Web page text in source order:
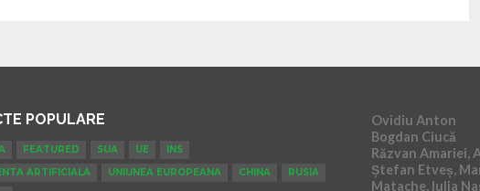
POPULARE
FEATURED SUA UE
INS
ARTIFICIALA
UNIUNEA EUROPEANA CHINA
RUSIA
Ovidiu Anton
Bogdan Ciucă
Răzvan Amariei,
Ștefan Etveș,
Matache, Iulia